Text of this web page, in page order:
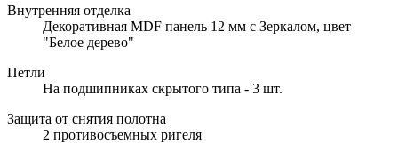
Внутренняя отделка
Декоративная MDF панель 12 мм с Зеркалом, цвет
"Белое дерево"
Петли
На подшипниках скрытого типа - 3 шт.
Защита от снятия полотна
2 противосъемных ригеля